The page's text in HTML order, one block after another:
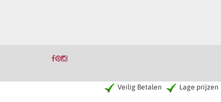
Veilig Betalen Lage prijzen